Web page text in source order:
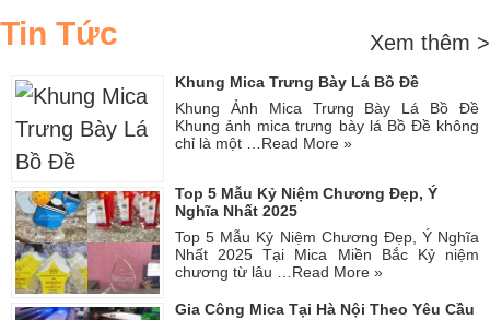
Tin Tức Xem thêm >
Khung Mica Trưng Bày Lá Bồ Đề
Khung Ảnh Mica Trưng Bày Lá Bồ Đề
Khung ảnh mica trưng bày lá Bồ Đề không
chỉ là một … Read More »
Top 5 Mẫu Kỷ Niệm Chương Đẹp, Ý
Nghĩa Nhất 2025
Top 5 Mẫu Kỷ Niệm Chương Đẹp, Ý Nghĩa
Nhất 2025 Tại Mica Miền Bắc Kỷ niệm
chương từ lâu … Read More »
Gia Công Mica Tại Hà Nội Theo Yêu Cầu